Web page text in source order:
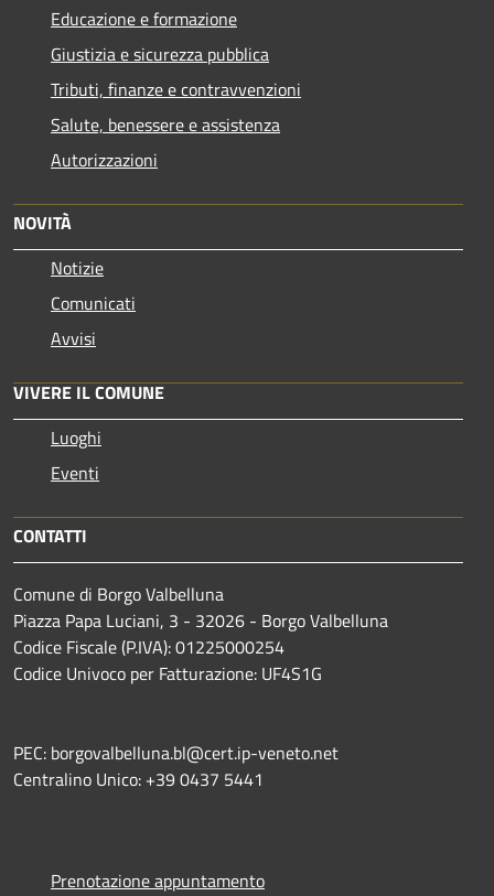
Educazione e formazione
Giustizia e sicurezza pubblica
Tributi, finanze e contravvenzioni
Salute, benessere e assistenza
Autorizzazioni
NOVITÀ
Notizie
Comunicati
Avvisi
VIVERE IL COMUNE
Luoghi
Eventi
CONTATTI
Comune di Borgo Valbelluna
Piazza Papa Luciani, 3 - 32026 - Borgo Valbelluna
Codice Fiscale (P.IVA): 01225000254
Codice Univoco per Fatturazione: UF4S1G
PEC: borgovalbelluna.bl@cert.ip-veneto.net
Centralino Unico: +39 0437 5441
Prenotazione appuntamento